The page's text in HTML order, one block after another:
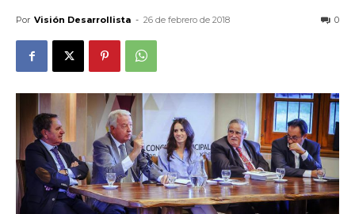
Por Visión Desarrollista - 26 de febrero de 2018 0